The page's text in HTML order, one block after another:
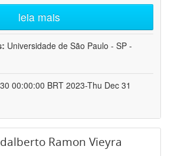
leia mais
Universidade de São Paulo - SP -
00:00:00 BRT 2023-Thu Dec 31
Ramon Vieyra